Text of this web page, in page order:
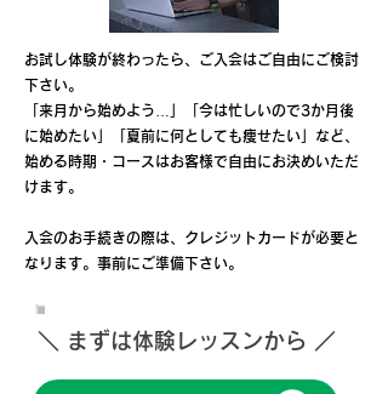
お試し体験が終わったら、ご入会はご自由にご検討
下さい。
「来月から始めよう…」「今は忙しいので3か月後
に始めたい」「夏前に何としても痩せたい」など、
始める時期・コースはお客様で自由にお決めいただ
けます。
入会のお手続きの際は、クレジットカードが必要と
なります。事前にご準備下さい。
＼ まずは体験レッスンから ／